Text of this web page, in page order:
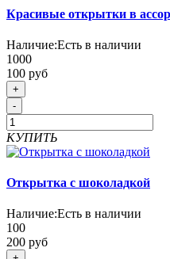
Красивые открытки в
Наличие:Есть в наличии
1000
100 руб
+
-
КУПИТЬ
Открытка с шоколадкой
Наличие:Есть в наличии
100
200 руб